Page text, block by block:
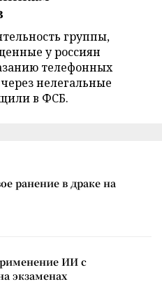
группы,
у россиян
телефонных
нелегальные
в ФСБ.
ранение в драке на
ИИ с
экзаменах